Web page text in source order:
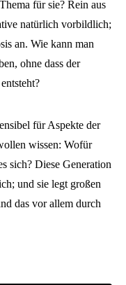
für sie? Rein aus
natürlich vorbildlich;
an. Wie kann man
ohne dass der
für Aspekte der
wissen: Wofür
sich? Diese Generation
und sie legt großen
das vor allem durch